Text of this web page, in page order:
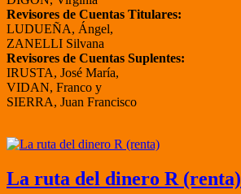
Revisores de Cuentas Titulares:
LUDUEÑA, Ángel,
ZANELLI Silvana
Revisores de Cuentas Suplentes:
IRUSTA, José María,
VIDAN, Franco y
SIERRA, Juan Francisco
La ruta del dinero R (renta)